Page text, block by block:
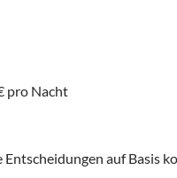
pro Nacht
auf Basis